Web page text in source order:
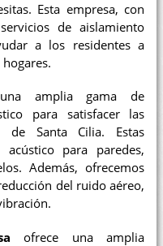
Esta empresa, con
de aislamiento
a los residentes a
amplia gama de
para satisfacer las
de Santa Cilia. Estas
acústico para paredes,
Además, ofrecemos
del ruido aéreo,
ofrece una amplia